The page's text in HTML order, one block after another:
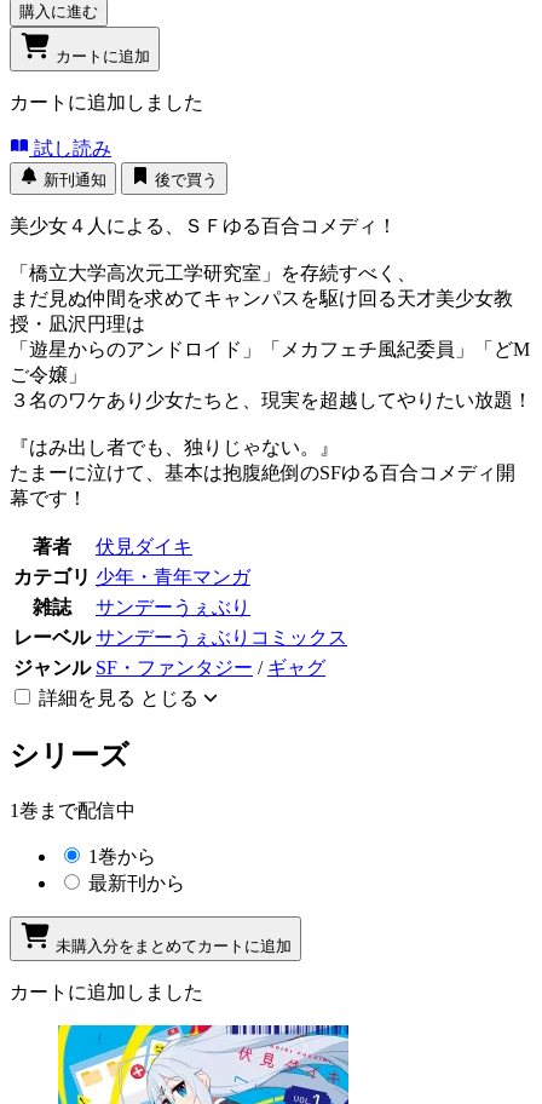
購入に進む
カートに追加
カートに追加しました
試し読み
新刊通知 後で買う
美少女４人による、ＳＦゆる百合コメディ！
「橋立大学高次元工学研究室」を存続すべく、
まだ見ぬ仲間を求めてキャンパスを駆け回る天才美少女教
授・凪沢円理は
「遊星からのアンドロイド」「メカフェチ風紀委員」「どM
ご令嬢」
３名のワケあり少女たちと、現実を超越してやりたい放題！
『はみ出し者でも、独りじゃない。』
たまーに泣けて、基本は抱腹絶倒のSFゆる百合コメディ開
幕です！
著者
伏見ダイキ
カテゴリ 少年・青年マンガ
雑誌
サンデーうぇぶり
レーベル サンデーうぇぶりコミックス
ジャンル SF・ファンタジー / ギャグ
詳細を見る とじる
シリーズ
1巻まで配信中
1巻から
最新刊から
未購入分をまとめてカートに追加
カートに追加しました